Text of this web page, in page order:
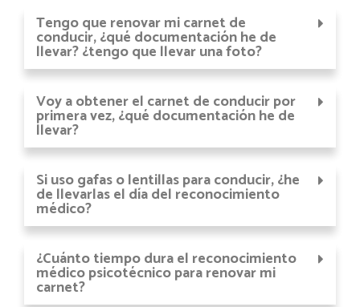
Tengo que renovar mi carnet de
conducir, ¿qué documentación he de
llevar? ¿tengo que llevar una foto?
Voy a obtener el carnet de conducir por
primera vez, ¿qué documentación he de
llevar?
Si uso gafas o lentillas para conducir, ¿he
de llevarlas el día del reconocimiento
médico?
¿Cuánto tiempo dura el reconocimiento
médico psicotécnico para renovar mi
carnet?